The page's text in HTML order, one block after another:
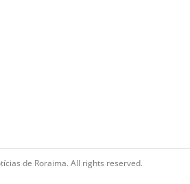
de Roraima. All rights reserved.